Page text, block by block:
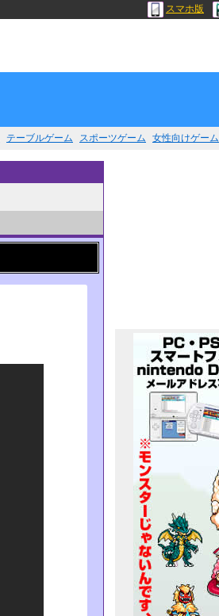
スマホ版
テーブルゲーム スポーツゲーム 女性向けゲーム